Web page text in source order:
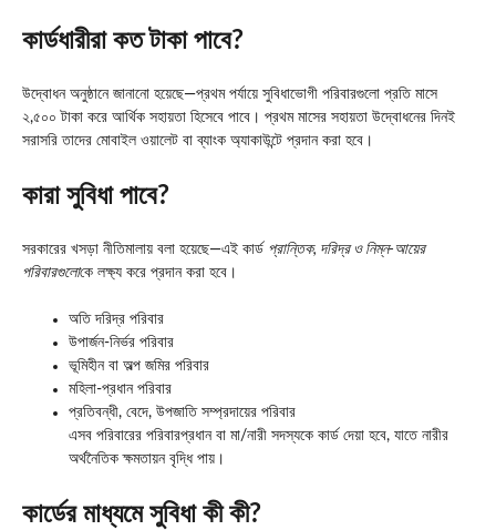
কার্ডধারীরা কত টাকা পাবে?
উদ্বোধন অনুষ্ঠানে জানানো হয়েছে—প্রথম পর্যায়ে সুবিধাভোগী পরিবারগুলো প্রতি মাসে
২,৫০০ টাকা করে আর্থিক সহায়তা হিসেবে পাবে। প্রথম মাসের সহায়তা উদ্বোধনের দিনই
সরাসরি তাদের মোবাইল ওয়ালেট বা ব্যাংক অ্যাকাউন্টে প্রদান করা হবে।
কারা সুবিধা পাবে?
সরকারের খসড়া নীতিমালায় বলা হয়েছে—এই কার্ড প্রান্তিক, দরিদ্র ও নিম্ন-আয়ের
পরিবারগুলোকে লক্ষ্য করে প্রদান করা হবে।
অতি দরিদ্র পরিবার
উপার্জন-নির্ভর পরিবার
ভূমিহীন বা অল্প জমির পরিবার
মহিলা-প্রধান পরিবার
প্রতিবন্ধী, বেদে, উপজাতি সম্প্রদায়ের পরিবার
এসব পরিবারের পরিবারপ্রধান বা মা/নারী সদস্যকে কার্ড দেয়া হবে, যাতে নারীর
অর্থনৈতিক ক্ষমতায়ন বৃদ্ধি পায়।
কার্ডের মাধ্যমে সুবিধা কী কী?